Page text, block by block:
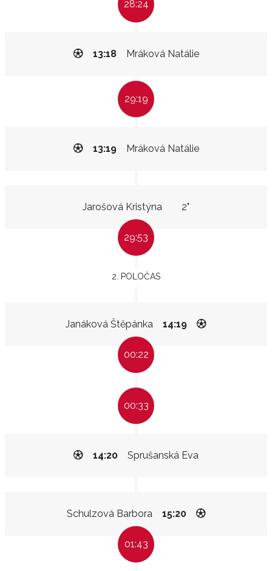
28:24
Mráková Natálie
13:18
29:19
Mráková Natálie
13:19
Jarošová Kristýna 2"
29:53
2. POLOČAS
Janáková Štěpánka 14:19
00:22
00:33
Sprušanská Eva
14:20
Schulzová Barbora 15:20
01:43